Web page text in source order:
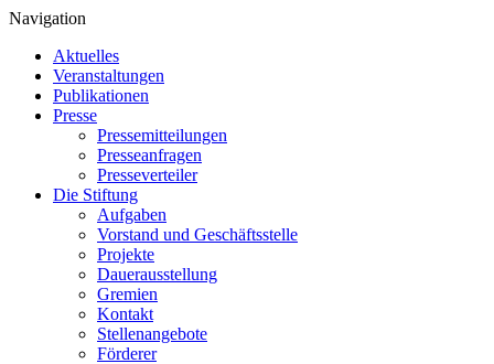
Navigation
Aktuelles
Veranstaltungen
Publikationen
Presse
Pressemitteilungen
Presseanfragen
Presseverteiler
Die Stiftung
Aufgaben
Vorstand und Geschäftsstelle
Projekte
Dauerausstellung
Gremien
Kontakt
Stellenangebote
Förderer